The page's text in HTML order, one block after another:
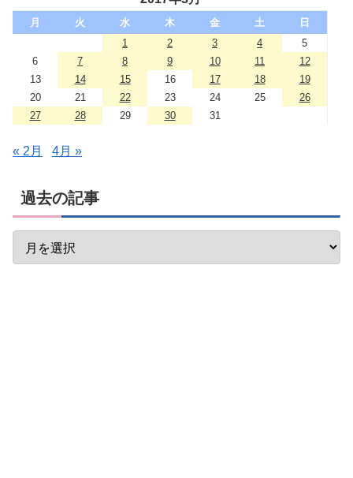
月 火 水 木 金 土
日
1
2 3 4
5
6
7 8 9 10 11
12
13
14 15 16 17 18
19
20
21 22 23 24 25
26
27
28 29 30 31
« 2月 4月 »
過去の記事